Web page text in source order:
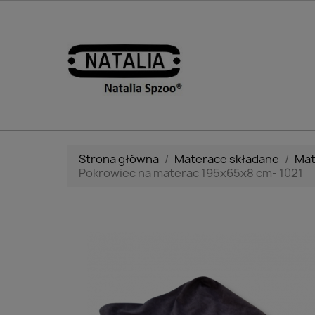
Strona główna Materace składane
Pokrowiec na materac 195x65x8 cm- 1021